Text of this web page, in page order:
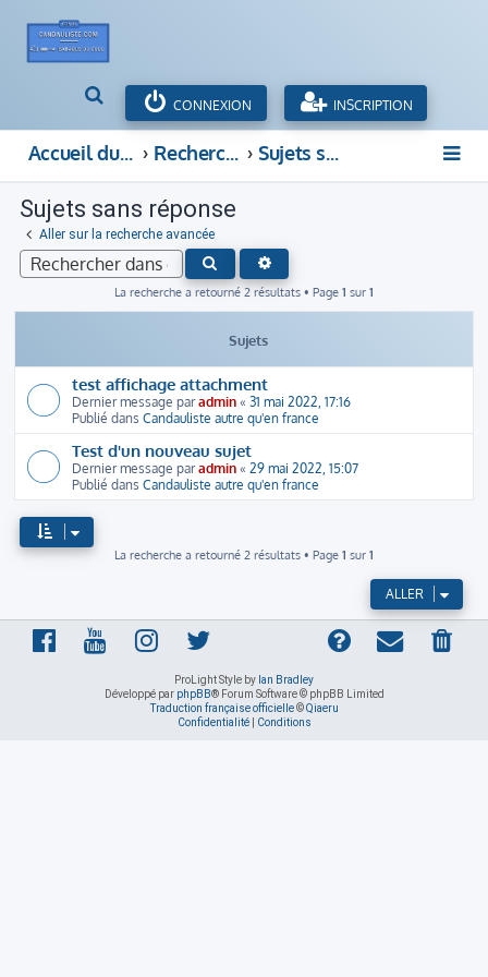
h
e
r
h
e
CONNEXION INSCRIPTION
Accueil du forum Rechercher Sujets sans réponse
Sujets sans réponse
Aller sur la recherche avancée
RECHERCHER
La recherche a retourné 2 résultats • Page 1 sur 1
Sujets
test affichage attachment
Dernier message paradmin «31 mai 2022, 17:16
Publié dansCandauliste autre qu'en france
Test d'un nouveau sujet
Dernier message paradmin «29 mai 2022, 15:07
Publié dansCandauliste autre qu'en france
La recherche a retourné 2 résultats • Page 1 sur 1
ALLER
ProLight Style by Ian Bradley
Développé par phpBB® Forum Software © phpBB Limited
Traduction française officielle©Qiaeru
Confidentialité| Conditions